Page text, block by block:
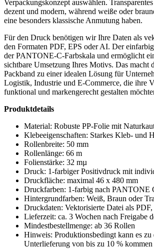
Verpackungskonzept auswählen.
dezent und modern, während weiße oder
eine besonders klassische Anmutung haben.
Für den Druck benötigen wir Ihre Daten als
den Formaten PDF, EPS oder AI. Der
der PANTONE-C-Farbskala und ermöglicht
sichtbare Umsetzung Ihres Motivs. Das macht
Packband zu einer idealen Lösung für
Logistik, Industrie und E-Commerce, die ihre
funktional und markengerecht gestalten
Produktdetails
Material: Robuste PP-Folie mit
Klebeeigenschaften: Starkes Kleb- und
Rollenbreite: 50 mm
Rollenlänge: 66 m
Folienstärke: 32 mµ
Druck: 1-farbiger Positivdruck mit
Druckfläche: maximal 46 x 480 mm
Druckfarben: 1-farbig nach PANTONE
Hintergrundfarben: Weiß, Braun oder
Druckdaten: Vektorisierte Datei als
Lieferzeit: ca. 3 Wochen nach Freigabe
Mindestbestellmenge: ab 36 Rollen
Hinweis: Produktionsbedingt kann es zu
Unterlieferung von bis zu 10 % kommen